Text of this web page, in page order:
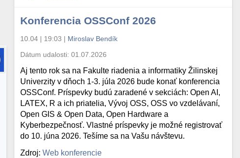
Konferencia OSSConf 2026
10.04 | 19:03 | Miroslav Bendík
Dátum udalosti:01.07.2026
Aj tento rok sa na Fakulte riadenia a informatiky Žilinskej
Univerzity v dňoch 1-3. júla 2026 bude konať konferencia
OSSConf. Príspevky budú zaradené v sekciách: Open AI,
LATEX, R a ich priatelia, Vývoj OSS, OSS vo vzdelávaní,
Open GIS & Open Data, Open Hardware a
Kyberbezpečnosť. Vlastné príspevky je možné registrovať
do 10. júna 2026. Tešíme sa na Vašu návštevu.
Zdroj:Web konferencie